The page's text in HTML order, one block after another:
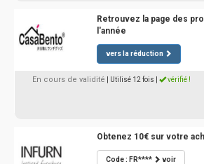
Retrouvez la page des
l'année
vers la réduction
En cours de validité | Utilisé 12 fois vérifié !
Obtenez 10€ sur votre
Code : FR**** voir